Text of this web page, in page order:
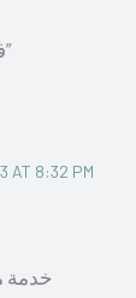
4 thoughts on “فتح اقفال”
AT 8:32 PM
خدمة